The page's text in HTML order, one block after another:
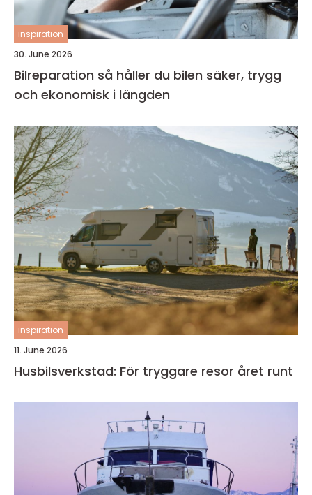
inspiration
30. June 2026
Bilreparation så håller du bilen säker, trygg
och ekonomisk i längden
inspiration
11. June 2026
Husbilsverkstad: För tryggare resor året runt